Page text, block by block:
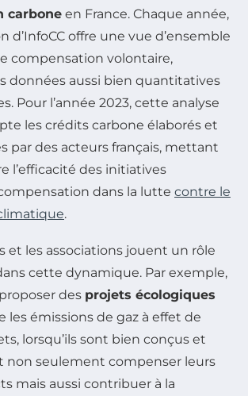
carbone en France. Chaque année,
d’InfoCC offre une vue d’ensemble
compensation volontaire,
données aussi bien quantitatives
Pour l’année 2023, cette analyse
les crédits carbone élaborés et
par des acteurs français, mettant
l’efficacité des initiatives
dans la lutte contre le
.
et les associations jouent un rôle
cette dynamique. Par exemple,
des projets écologiques
les émissions de gaz à effet de
lorsqu’ils sont bien conçus et
non seulement compenser leurs
mais aussi contribuer à la